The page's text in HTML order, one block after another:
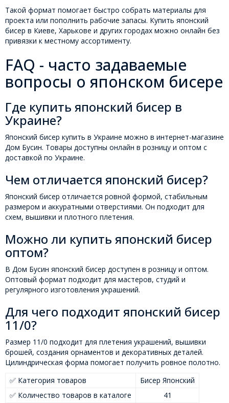
Такой формат помогает быстро собрать материалы для
проекта или пополнить рабочие запасы. Купить японский
бисер в Киеве, Харькове и других городах можно онлайн без
привязки к местному ассортименту.
FAQ - часто задаваемые
вопросы о японском бисере
Где купить японский бисер в
Украине?
Японский бисер купить в Украине можно в интернет-магазине
Дом Бусин. Товары доступны онлайн в розницу и оптом с
доставкой по Украине.
Чем отличается японский бисер?
Японский бисер отличается ровной формой, стабильным
размером и аккуратными отверстиями. Он подходит для
схем, вышивки и плотного плетения.
Можно ли купить японский бисер
оптом?
В Дом Бусин японский бисер доступен в розницу и оптом.
Оптовый формат подходит для мастеров, студий и
регулярного изготовления украшений.
Для чего подходит японский бисер
11/0?
Размер 11/0 подходит для плетения украшений, вышивки
брошей, создания орнаментов и декоративных деталей.
Цилиндрическая форма помогает получить ровное полотно.
✅ Категория товаров
Бисер Японский
✅ Количество товаров в каталоге
41